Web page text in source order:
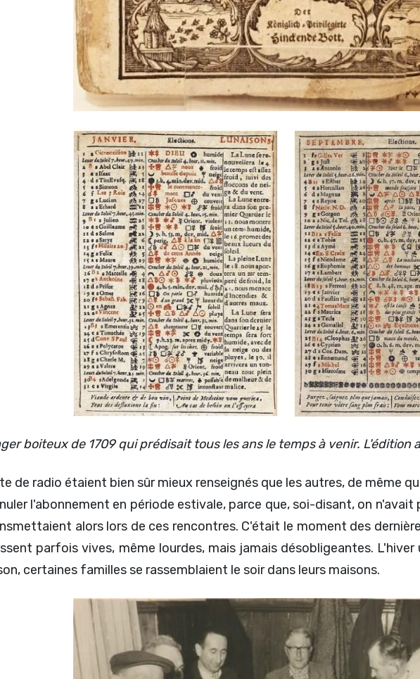
boiteux de 1709 qui prédisait tous les ans le temps à venir. L'édition
de radio étaient bien sûr mieux renseignés que les autres, de même
l'abonnement en période estivale, parce que, soi-disant, on
alors lors de ces rencontres. C'était le moment des
parfois vives, même lourdes, mais jamais désobligeantes.
certaines familles se rassemblaient le soir dans leurs maisons.